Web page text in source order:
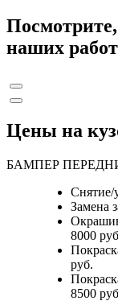
наших работ
Цены на
БАМПЕР
Снятие/
Замена
8000
руб.
8500